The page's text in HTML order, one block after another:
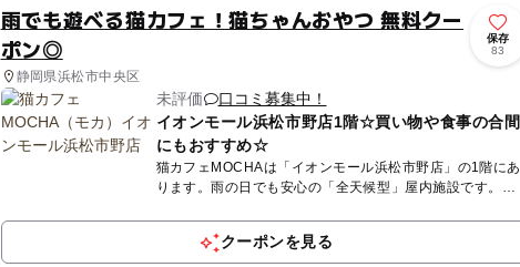
雨でも遊べる猫カフェ！猫ちゃんおやつ 無料クー
ポン◎
静岡県浜松市中央区
保存
83
未評価
口コミ募集中！
イオンモール浜松市野店1階☆買い物や食事の合間
にもおすすめ☆
猫カフェMOCHAは「イオンモール浜松市野店」の1階にあ
ります。雨の日でも安心の「全天候型」屋内施設です。
クーポンを見る